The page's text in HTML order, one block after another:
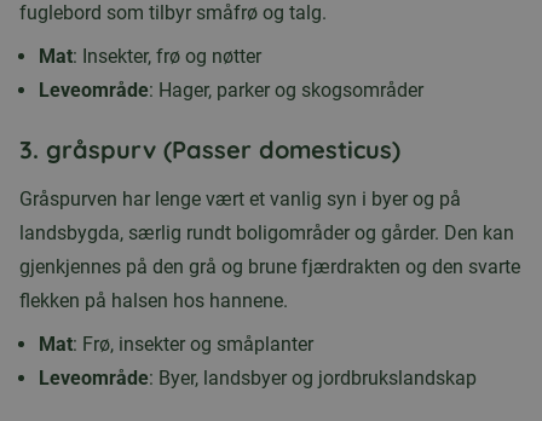
fuglebord som tilbyr småfrø og talg.
Mat: Insekter, frø og nøtter
Leveområde: Hager, parker og skogsområder
3. gråspurv (Passer domesticus)
Gråspurven har lenge vært et vanlig syn i byer og på
landsbygda, særlig rundt boligområder og gårder. Den kan
gjenkjennes på den grå og brune fjærdrakten og den svarte
flekken på halsen hos hannene.
Mat: Frø, insekter og småplanter
Leveområde: Byer, landsbyer og jordbrukslandskap